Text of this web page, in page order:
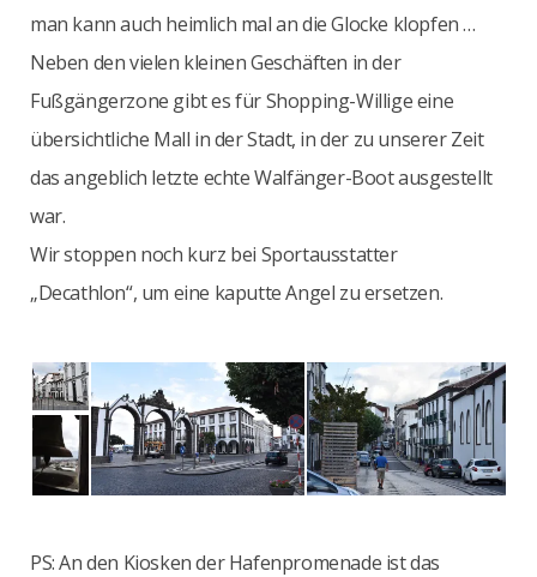
man kann auch heimlich mal an die Glocke klopfen …
Neben den vielen kleinen Geschäften in der
Fußgängerzone gibt es für Shopping-Willige eine
übersichtliche Mall in der Stadt, in der zu unserer Zeit
das angeblich letzte echte Walfänger-Boot ausgestellt
war.
Wir stoppen noch kurz bei Sportausstatter
„Decathlon“, um eine kaputte Angel zu ersetzen.
PS: An den Kiosken der Hafenpromenade ist das